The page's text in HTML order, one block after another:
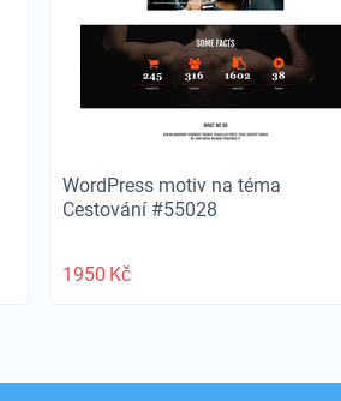
WordPress motiv na téma
Cestování #55028
1950 Kč